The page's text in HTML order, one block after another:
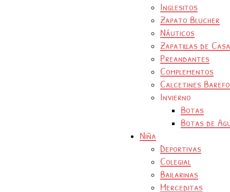
Inglesitos
Zapato Blucher
Náuticos
Zapatillas de Casa
Preandantes
Complementos
Calcetines
Invierno
Botas
Botas de
Niña
Deportivas
Colegial
Bailarinas
Merceditas